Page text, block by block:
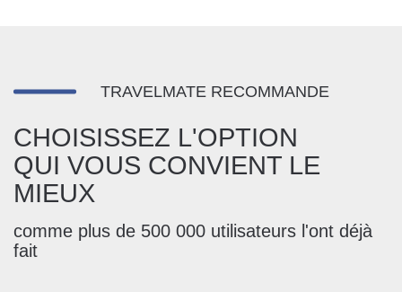
TRAVELMATE RECOMMANDE
CHOISISSEZ L'OPTION
QUI VOUS CONVIENT LE
MIEUX
comme plus de 500 000 utilisateurs l'ont déjà
fait